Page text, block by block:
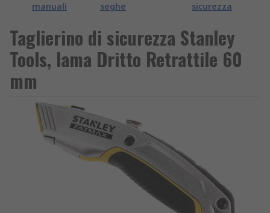
manuali
seghe
sicurezza
Taglierino di sicurezza Stanley
Tools, lama Dritto Retrattile 60
mm